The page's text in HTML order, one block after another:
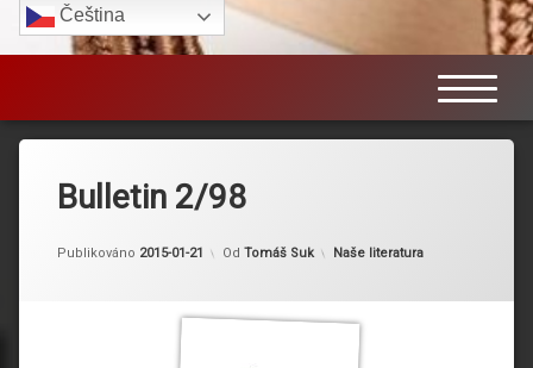
Čeština‎
Bulletin 2/98
Publikováno 2015-01-21 Od Tomáš Suk Kategorie:
Naše literatura